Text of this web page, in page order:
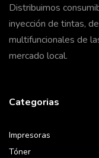
Distribuimos
inyección de tintas,
multifuncionales de
mercado local.
Categorias
Impresoras
Tóner